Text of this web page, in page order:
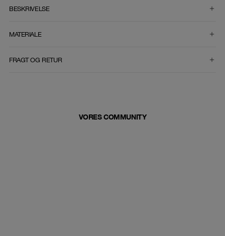
BESKRIVELSE
MATERIALE
FRAGT OG RETUR
VORES COMMUNITY